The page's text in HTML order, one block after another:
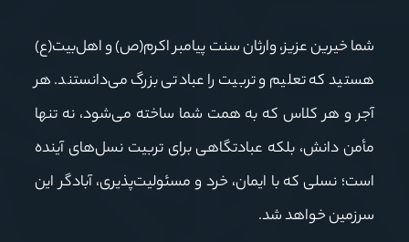
شما خیرین عزیز، وارثان سنت پیامبر اکرم(ص) و اهل‌بیت(ع)
هستید که تعلیم و تربیت را عبادتی بزرگ می‌دانستند. هر
آجر و هر کلاس که به همت شما ساخته می‌شود، نه تنها
مأمن دانش، بلکه عبادتگاهی برای تربیت نسل‌های آینده
است؛ نسلی که با ایمان، خرد و مسئولیت‌پذیری، آبادگر این
سرزمین خواهد شد.